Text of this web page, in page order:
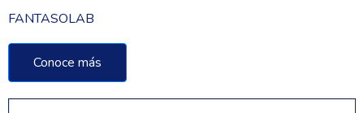
FANTASOLAB
Conoce más